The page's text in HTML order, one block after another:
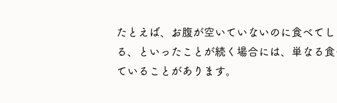
たとえば、お腹が空いていないのに食べて
る、といったことが続く場合には、単なる
ていることがあります。